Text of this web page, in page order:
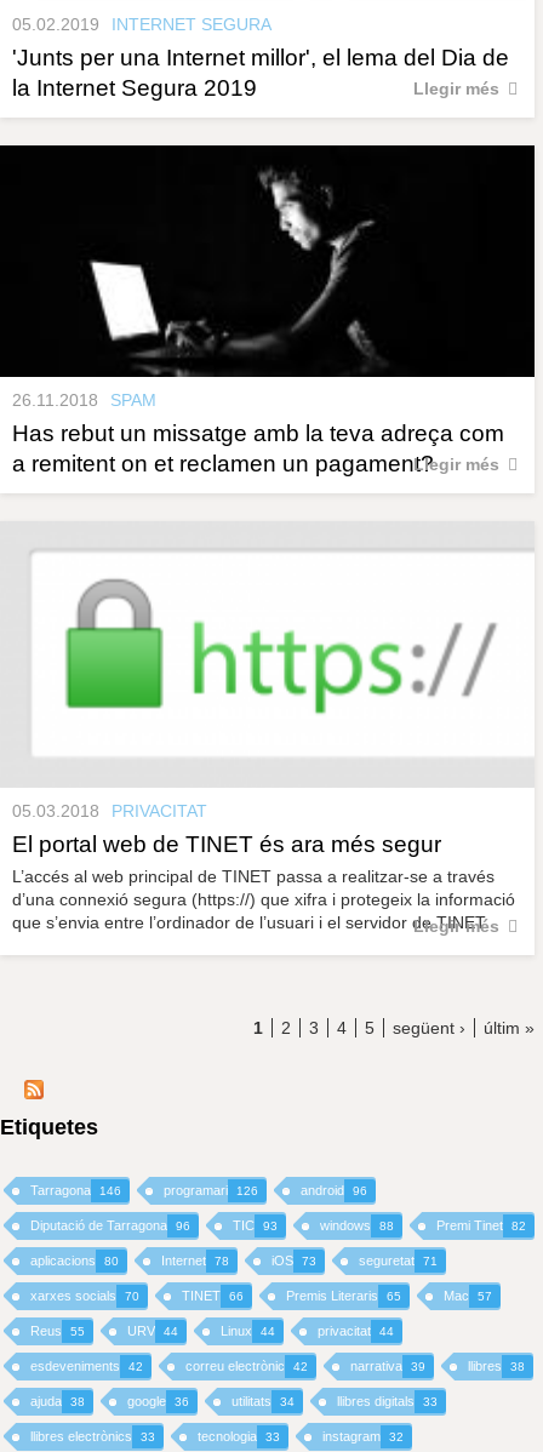
05.02.2019 INTERNET SEGURA
'Junts per una Internet millor', el lema del Dia de
la Internet Segura 2019
Llegir més
26.11.2018 SPAM
Has rebut un missatge amb la teva adreça com
a remitent on et reclamen un pagament?Llegir més
05.03.2018 PRIVACITAT
El portal web de TINET és ara més segur
L’accés al web principal de TINET passa a realitzar-se a través
d’una connexió segura (https://) que xifra i protegeix la informació
que s’envia entre l’ordinador de l’usuari i el servidor de TINET.
Llegir més
1 2 3 4 5 següent › últim »
Etiquetes
Tarragona 146 programari 126 android 96
Diputació de Tarragona 96 TIC 93 windows 88 Premi Tinet 82
aplicacions 80 Internet 78 iOS 73 seguretat 71
xarxes socials 70 TINET 66 Premis Literaris 65 Mac 57
Reus 55 URV 44 Linux 44 privacitat 44
esdeveniments 42 correu electrònic 42 narrativa 39 llibres 38
ajuda 38 google 36 utilitats 34 llibres digitals 33
llibres electrònics 33 tecnologia 33 instagram 32